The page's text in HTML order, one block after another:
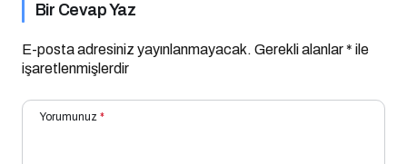
Bir Cevap Yaz
E-posta adresiniz yayınlanmayacak. Gerekli alanlar* ile
işaretlenmişlerdir
Yorumunuz *